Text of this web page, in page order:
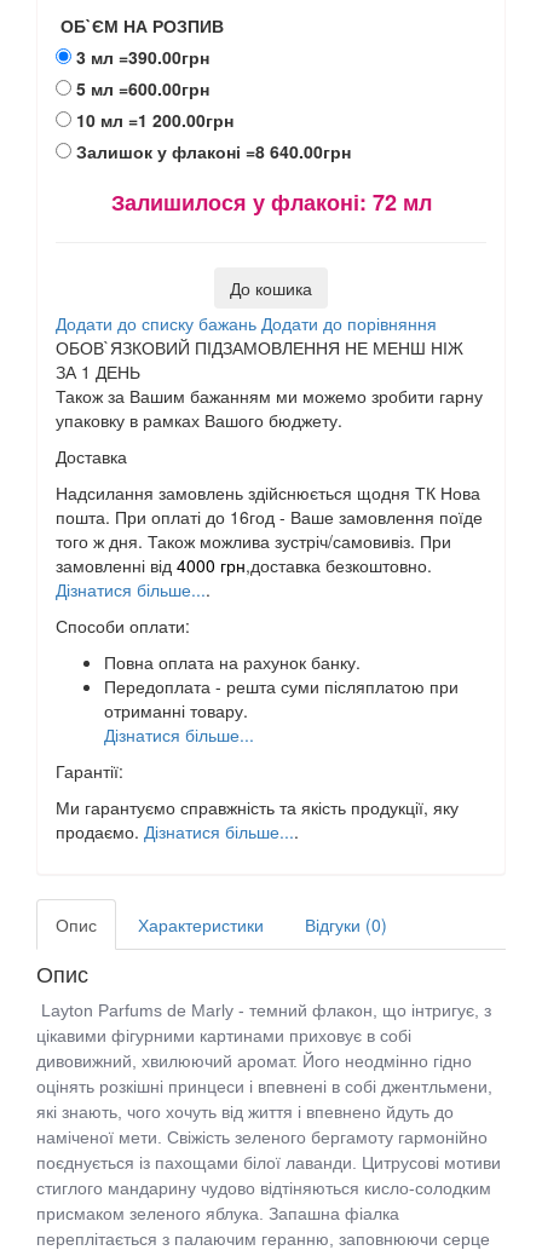
ОБ`ЄМ НА РОЗПИВ
3 мл =390.00грн
5 мл =600.00грн
10 мл =1 200.00грн
Залишок у флаконі =8 640.00грн
Залишилося у флаконі: 72 мл
До кошика
Додати до списку бажань Додати до порівняння
ОБОВ`ЯЗКОВИЙ ПІДЗАМОВЛЕННЯ НЕ МЕНШ НІЖ
ЗА 1 ДЕНЬ
Також за Вашим бажанням ми можемо зробити гарну
упаковку в рамках Вашого бюджету.
Доставка
Надсилання замовлень здійснюється щодня ТК Нова
пошта. При оплаті до 16год - Ваше замовлення поїде
того ж дня. Також можлива зустріч/самовивіз. При
замовленні від 4000 грн,доставка безкоштовно.
Дізнатися більше....
Способи оплати:
Повна оплата на рахунок банку.
Передоплата - решта суми післяплатою при
отриманні товару.
Дізнатися більше...
Гарантії:
Ми гарантуємо справжність та якість продукції, яку
продаємо. Дізнатися більше....
Опис Характеристики Відгуки (0)
Опис
Layton Parfums de Marly - темний флакон, що інтригує, з
цікавими фігурними картинами приховує в собі
дивовижний, хвилюючий аромат. Його неодмінно гідно
оцінять розкішні принцеси і впевнені в собі джентльмени,
які знають, чого хочуть від життя і впевнено йдуть до
наміченої мети. Свіжість зеленого бергамоту гармонійно
поєднується із пахощами білої лаванди. Цитрусові мотиви
стиглого мандарину чудово відтіняються кисло-солодким
присмаком зеленого яблука. Запашна фіалка
переплітається з палаючим геранню, заповнюючи серце